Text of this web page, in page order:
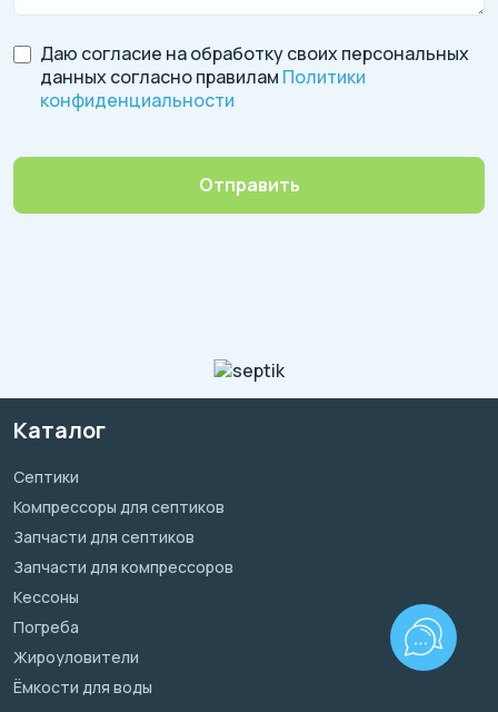
Даю согласие на обработку своих персональных
данных согласно правилам Политики
конфиденциальности
Отправить
Каталог
Септики
Компрессоры для септиков
Запчасти для септиков
Запчасти для компрессоров
Кессоны
Погреба
Жироуловители
Ёмкости для воды